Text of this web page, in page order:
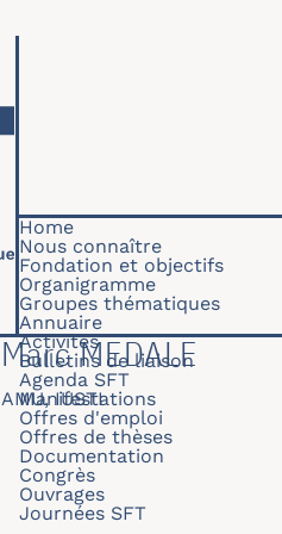
Navigation
Home
Nous connaître
Fondation et objectifs
Organigramme
Groupes thématiques
Annuaire
Activités
Bulletins de liaison
Agenda SFT
Manifestations
Offres d'emploi
Offres de thèses
Documentation
Congrès
Ouvrages
Journées SFT
Marc MEDALE
AMU, IUSTI